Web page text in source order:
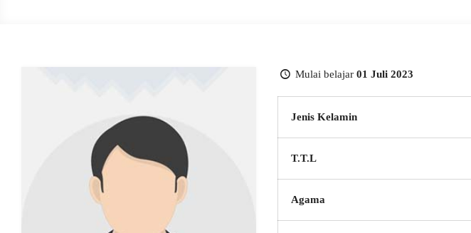
Mulai belajar 01 Juli 2023
Jenis Kelamin
T.T.L
Agama